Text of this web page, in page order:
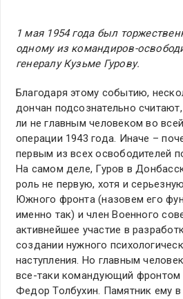
1 мая 1954 года был
одному из командиров-
генералу Кузьме Гурову.
Благодаря этому событию,
дончан подсознательно
ли не главным человеком во
операции 1943 года. Иначе –
первым из всех освободителей
На самом деле, Гуров в
роль не первую, хотя и
Южного фронта (назовем его
именно так) и член Военного
активнейшее участие в
создании нужного
наступления. Но главным
все-таки командующий фронтом
Федор Толбухин. Памятник ему